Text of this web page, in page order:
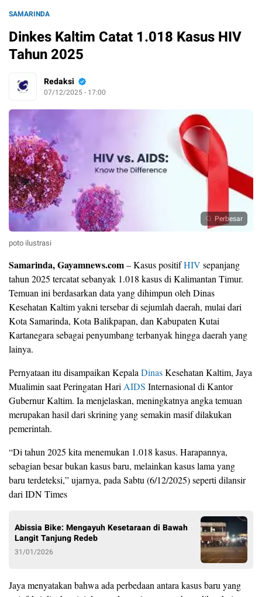
SAMARINDA
Dinkes Kaltim Catat 1.018 Kasus HIV
Tahun 2025
Redaksi
07/12/2025 - 17:00
Perbesar
poto ilustrasi
Samarinda, Gayamnews.com– Kasus positifHIV sepanjang
tahun 2025 tercatat sebanyak 1.018 kasus di Kalimantan Timur.
Temuan ini berdasarkan data yang dihimpun oleh Dinas
Kesehatan Kaltim yakni tersebar di sejumlah daerah, mulai dari
Kota Samarinda, Kota Balikpapan, dan Kabupaten Kutai
Kartanegara sebagai penyumbang terbanyak hingga daerah yang
lainya.
Pernyataan itu disampaikan Kepala DinasKesehatan Kaltim, Jaya
Mualimin saat Peringatan Hari AIDS Internasional di Kantor
Gubernur Kaltim. Ia menjelaskan, meningkatnya angka temuan
merupakan hasil dari skrining yang semakin masif dilakukan
pemerintah.
“Di tahun 2025 kita menemukan 1.018 kasus. Harapannya,
sebagian besar bukan kasus baru, melainkan kasus lama yang
baru terdeteksi,” ujarnya, pada Sabtu (6/12/2025) seperti dilansir
dari IDN Times
Abissia Bike: Mengayuh Kesetaraan di Bawah
Langit Tanjung Redeb
31/01/2026
Jaya menyatakan bahwa ada perbedaan antara kasus baru yang